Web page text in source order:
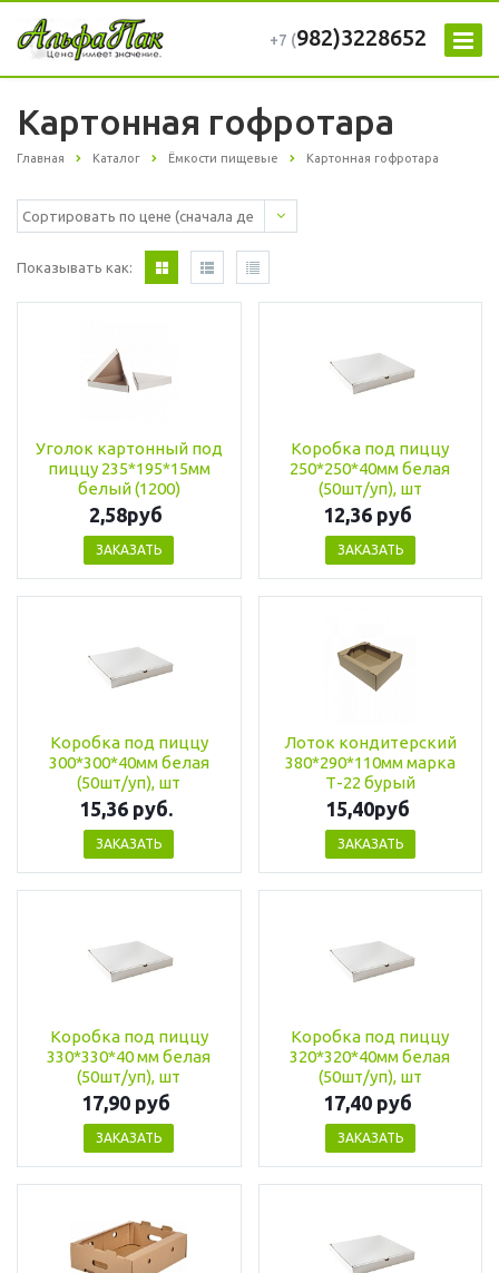
+7 (982)3228652
Картонная гофротара
Главная Каталог Ёмкости пищевые Картонная гофротара
Показывать как:
Уголок картонный под
пиццу 235*195*15мм
белый (1200)
2,58руб
ЗАКАЗАТЬ
Коробка под пиццу
250*250*40мм белая
(50шт/уп), шт
12,36 руб
ЗАКАЗАТЬ
Коробка под пиццу
300*300*40мм белая
(50шт/уп), шт
15,36 руб.
ЗАКАЗАТЬ
Лоток кондитерский
380*290*110мм марка
Т-22 бурый
15,40руб
ЗАКАЗАТЬ
Коробка под пиццу
330*330*40 мм белая
(50шт/уп), шт
17,90 руб
ЗАКАЗАТЬ
Коробка под пиццу
320*320*40мм белая
(50шт/уп), шт
17,40 руб
ЗАКАЗАТЬ